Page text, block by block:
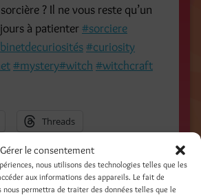
Gérer le consentement
nous utilisons des technologies telles que les
aux informations des appareils. Le fait de
nous permettra de traiter des données telles que le
? Il ne vous reste qu’un
à patienter#sorciere
#curiosity
#mystery#witch #witchcraft
Threads
Pinterest